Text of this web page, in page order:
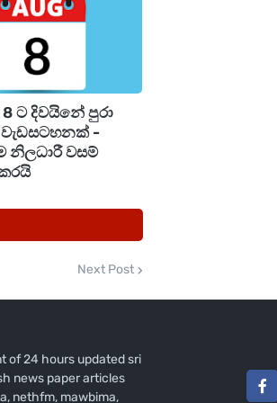
මිල මෙසේ පහත
මෝටර් රථයක්
පමණ ප්‍රමාණයකින්
දෙමුහුන් සහ
අඩුවී තිබෙන
මාදිලි බව
ට දිවයිනේ පුරා
වැඩසටහනක් -
නිලධාරී වසම්
Next Post
of 24 hours updated sri
news paper articles
nethfm, mawbima,